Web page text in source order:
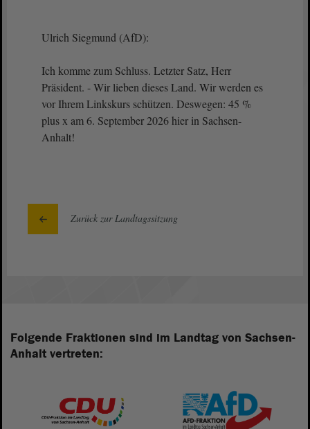
Ulrich Siegmund (AfD):
Ich komme zum Schluss. Letzter Satz, Herr
Präsident. - Wir lieben dieses Land. Wir werden es
vor Ihrem Linkskurs schützen. Deswegen: 45 %
plus x am 6. September 2026 hier in Sachsen-
Anhalt!
Zurück zur Landtagssitzung
Folgende Fraktionen sind im Landtag von Sachsen-
Anhalt vertreten: